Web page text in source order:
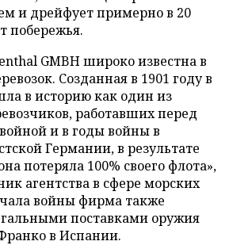
и дрейфует примерно в 20
побережья.
GMBH широко известна в
Созданная в 1901 году в
в историю как один из
работавших перед
и в годы войны в
Германии, в результате
потеряла 100% своего флота»,
агентства в сфере морских
войны фирма также
поставками оружия
в Испании.